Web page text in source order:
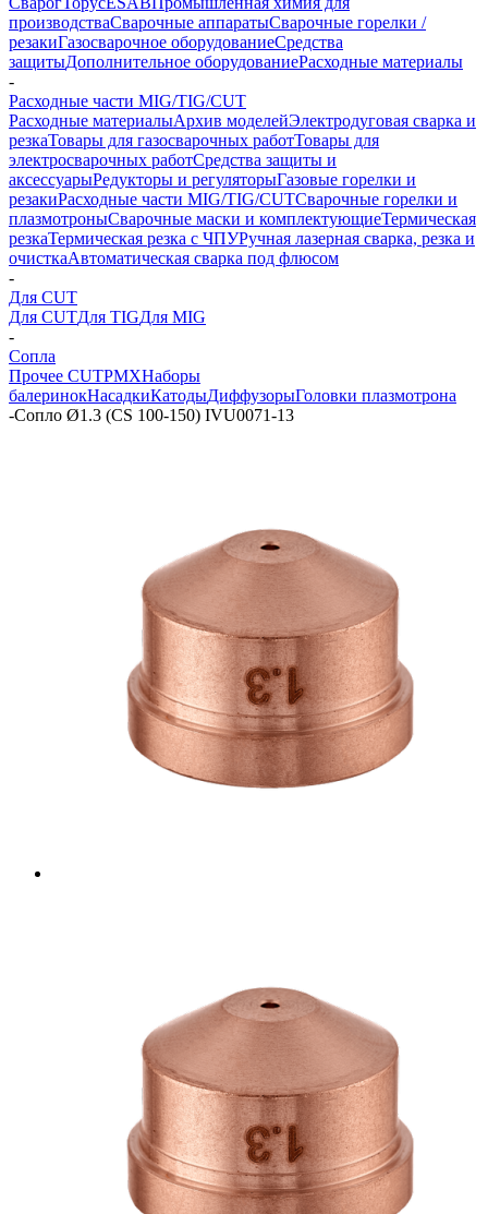
производстваСварочные аппаратыСварочные горелки /
резакиГазосварочное оборудованиеСредства
защитыДополнительное оборудованиеРасходные материалы
-
Расходные части MIG/TIG/CUT
Расходные материалыАрхив моделейЭлектродуговая сварка и
резкаТовары для газосварочных работТовары для
электросварочных работСредства защиты и
аксессуарыРедукторы и регуляторыГазовые горелки и
резакиРасходные части MIG/TIG/CUTСварочные горелки и
плазмотроныСварочные маски и комплектующиеТермическая
резкаТермическая резка с ЧПУРучная лазерная сварка, резка и
очисткаАвтоматическая сварка под флюсом
-
Для CUT
Для CUTДля TIGДля MIG
-
Сопла
Прочее CUTPMXНаборы
балеринокНасадкиКатодыДиффузорыГоловки плазмотрона
-Сопло Ø1.3 (CS 100-150) IVU0071-13